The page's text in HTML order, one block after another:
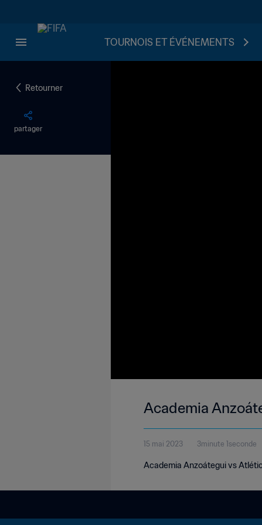
TOURNOIS ET ÉVÉNEMENTS
Retourner
partager
Academia
15 mai 2023 3minute 1seconde
Academia Anzoátegui vs